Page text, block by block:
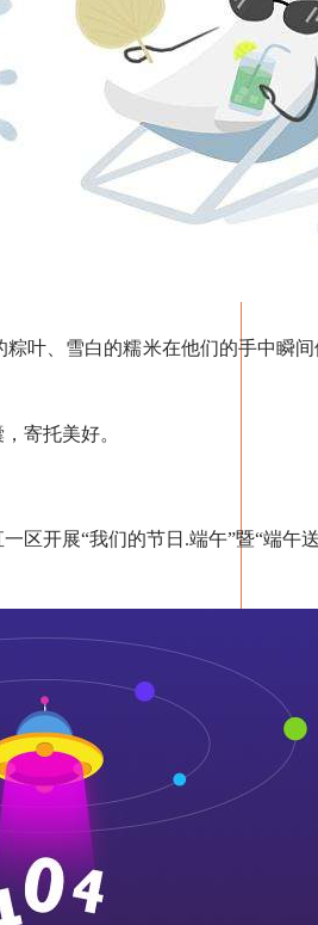
、雪白的糯米在他们的手中瞬间
寄托美好。
开展“我们的节日.端午”暨“端午